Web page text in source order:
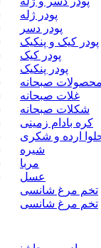
پودر ژله
پودر دسر
پودر کیک و پنکیک
پودر کیک
پودر پنکیک
محصولات صبحانه
غلات صبحانه
شکلات صبحانه
کره بادام زمینی
ارده و شکری
شیره
مربا
عسل
تخم مرغ شانسی
تخم مرغ شانسی